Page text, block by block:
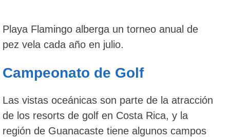
Playa Flamingo alberga un torneo anual de
pez vela cada año en julio.
Campeonato de Golf
Las vistas oceánicas son parte de la atracción
de los resorts de golf en Costa Rica, y la
región de Guanacaste tiene algunos campos